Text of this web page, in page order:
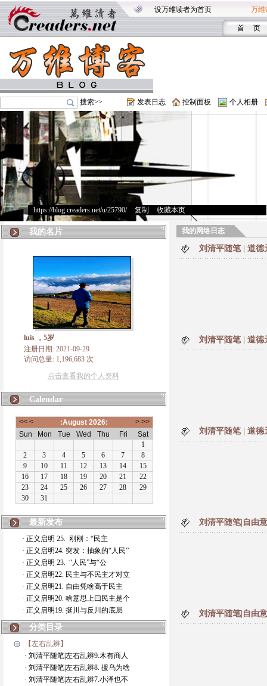
设万维读者为首页 万维
首 页
搜索>> 发表日志 控制面板 个人相册
https://blog.creaders.net/u/25790/> 复制 收藏本页
我的名片
luis ，5岁
注册日期: 2021-09-29
访问总量: 1,196,683 次
点击查看我的个人资料
Calendar
最新发布
· 正义启明 25. 刚刚：“民主
· 正义启明24. 突发：抽象的“人民”
· 正义启明 23. “人民”与“公
· 正义启明22. 民主与不民主才对立
· 正义启明21. 自由凭啥高于民主
· 正义启明20. 啥意思上曰民主是个
· 正义启明19. 挺川与反川的底层
分类目录
【左右乱辨】
· 刘清平随笔|左右乱辨9.木有商人
· 刘清平随笔|左右乱辨8. 援乌为啥
· 刘清平随笔|左右乱辨7.小泽也不
我的网络日志
刘清平随笔 | 道
刘清平随笔 | 道德
刘清平随笔 | 道德
刘清平随笔|自由
刘清平随笔|自由